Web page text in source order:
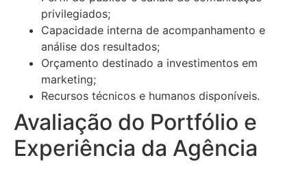
privilegiados;
Capacidade interna de acompanhamento e
análise dos resultados;
Orçamento destinado a investimentos em
marketing;
Recursos técnicos e humanos disponíveis.
Avaliação do Portfólio e
Experiência da Agência